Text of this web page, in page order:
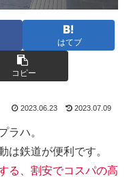
はてブ
コピー
2023.06.23 2023.07.09
ラハ。
は鉄道が便利です。
る、割安でコスパの高